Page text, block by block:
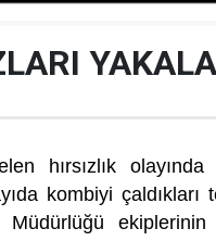
hırsızlık
kombiyi çaldıkları
ekiplerinin